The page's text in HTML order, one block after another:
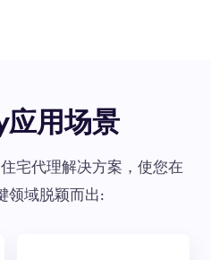
应用场景
宅代理解决方案，使您在
领域脱颖而出: